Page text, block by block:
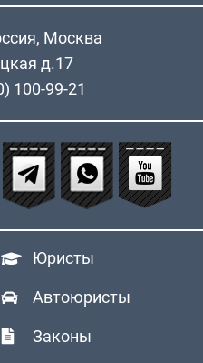
Москва
д.17
100-99-21
Юристы
Автоюристы
Законы